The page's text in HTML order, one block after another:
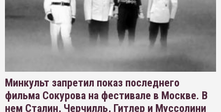
Минкульт запретил показ последнего
фильма Сокурова на фестивале в Москве. В
нем Сталин, Черчилль, Гитлер и Муссолини